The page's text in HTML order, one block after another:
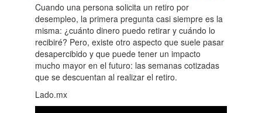
Cuando una persona solicita un retiro por
desempleo, la primera pregunta casi siempre es la
misma: ¿cuánto dinero puedo retirar y cuándo lo
recibiré? Pero, existe otro aspecto que suele pasar
desapercibido y que puede tener un impacto
mucho mayor en el futuro: las semanas cotizadas
que se descuentan al realizar el retiro.
Lado.mx